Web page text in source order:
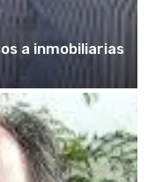
a inmobiliarias